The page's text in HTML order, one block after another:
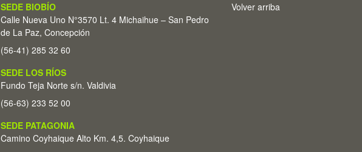
SEDE BIOBÍO
Calle Nueva Uno N°3570 Lt. 4 Michaihue – San Pedro
de La Paz, Concepción
(56-41) 285 32 60
SEDE LOS RÍOS
Fundo Teja Norte s/n. Valdivia
(56-63) 233 52 00
SEDE PATAGONIA
Camino Coyhaique Alto Km. 4,5. Coyhaique
Volver arriba